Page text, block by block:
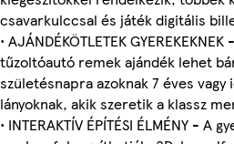
csavarkulccsal és játék digitális
• AJÁNDÉKÖTLETEK
tűzoltóautó remek ajándék lehet
születésnapra azoknak 7 éves vagy
lányoknak, akik szeretik a klassz
• INTERAKTÍV ÉPÍTÉSI ÉLMÉNY - A